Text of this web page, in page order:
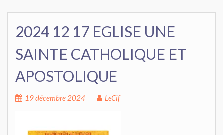
2024 12 17 EGLISE UNE
SAINTE CATHOLIQUE ET
APOSTOLIQUE
19 décembre 2024 LeCif